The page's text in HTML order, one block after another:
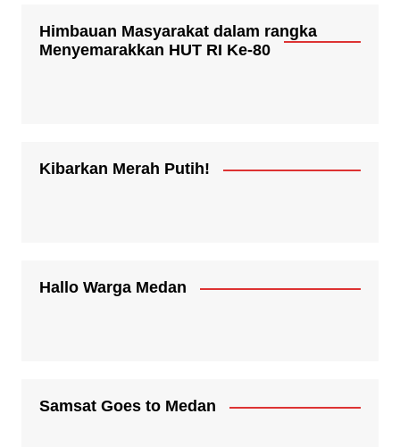
Himbauan Masyarakat dalam rangka
Menyemarakkan HUT RI Ke-80
Kibarkan Merah Putih!
Hallo Warga Medan
Samsat Goes to Medan